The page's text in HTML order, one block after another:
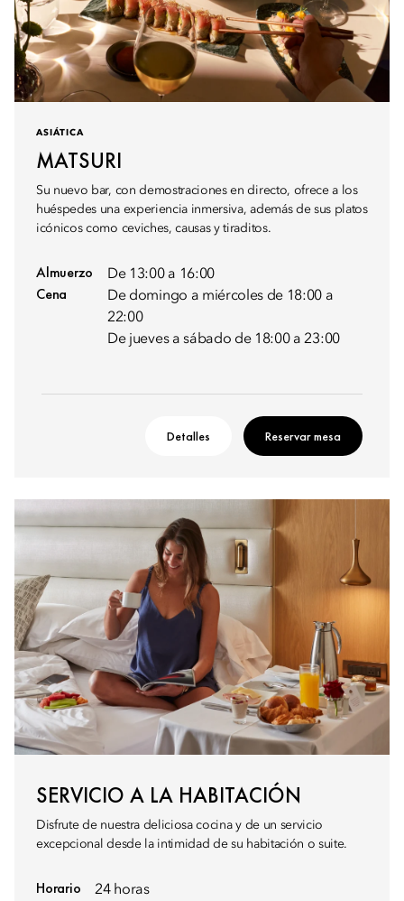
ASIÁTICA
MATSURI
Su nuevo bar, con demostraciones en directo, ofrece a los
huéspedes una experiencia inmersiva, además de sus platos
icónicos como ceviches, causas y tiraditos.
Almuerzo De 13:00 a 16:00
Cena
De domingo a miércoles de 18:00 a
22:00
De jueves a sábado de 18:00 a 23:00
Detalles Reservar mesa
SERVICIO A LA HABITACIÓN
Disfrute de nuestra deliciosa cocina y de un servicio
excepcional desde la intimidad de su habitación o suite.
Horario 24 horas